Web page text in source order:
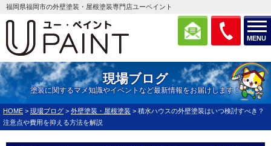
MENU
福岡県福岡市の外壁塗装・屋根塗装専門店ユーペイント
現場ブログ
塗装に関するマメ知識やイベントなど最新情報をお届けします！
HOME > 現場ブログ > 外壁塗装・屋根塗装 > 積水ハウスの外壁塗装はいつ検討すべき？
注意点や費用を抑える方法を解説